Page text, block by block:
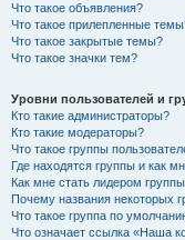
Что такое объявления?
Что такое прилепленные
Что такое закрытые темы?
Что такое значки тем?
Уровни пользователей и
Кто такие администраторы?
Кто такие модераторы?
Что такое группы
Где находятся группы и как
Как мне стать лидером
Почему названия некоторых
Что такое группа по
Что означает ссылка «Наша